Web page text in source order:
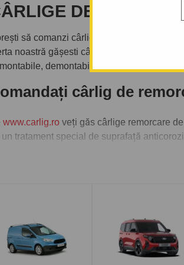
DE
să comanzi cârlig de remorcare
noastră gășesti cârlige de remorcare de
demontabile cu clemă sau
cârlig de
www.carlig.ro veți găs cârlige remorcare
un tratament special de suprafață
fiecare cârlig de remorcare, aveți